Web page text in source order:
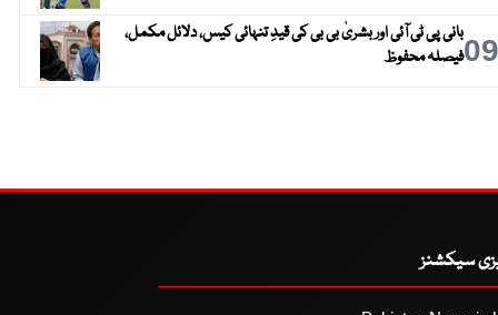
09بانی پی ٹی آئی اور بشریٰ بی بی کی قیدِ تنہائی کیس، دلائل مکمل،
فیصلہ محفوظ
سیکشنز